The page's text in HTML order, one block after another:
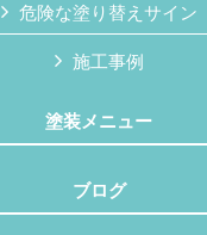
危険な塗り替えサイン
施工事例
塗装メニュー
ブログ